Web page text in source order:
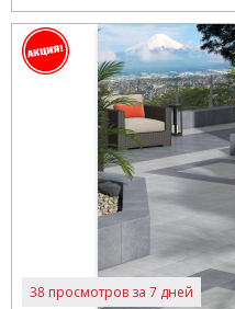
38 просмотров за 7 дней